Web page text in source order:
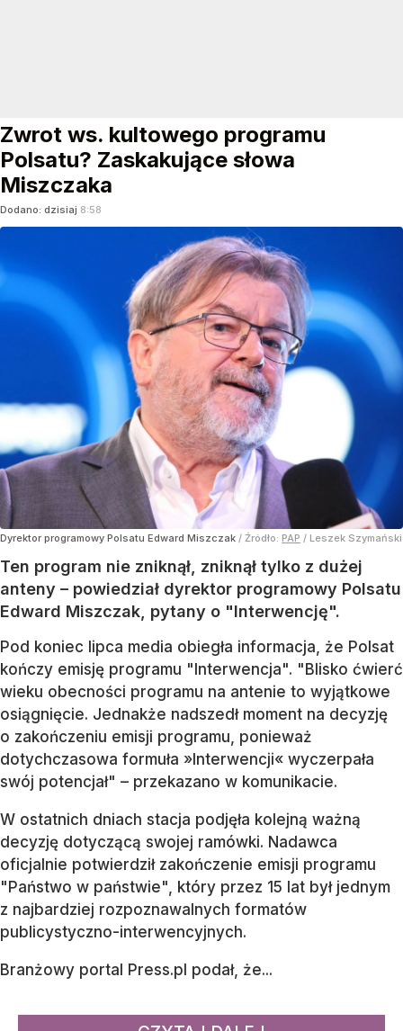
Zwrot ws. kultowego programu
Polsatu? Zaskakujące słowa
Miszczaka
Dodano: dzisiaj 8:58
Dyrektor programowy Polsatu Edward Miszczak / Źródło: PAP / Leszek Szymański
Ten program nie zniknął, zniknął tylko z dużej
anteny – powiedział dyrektor programowy Polsatu
Edward Miszczak, pytany o "Interwencję".
Pod koniec lipca media obiegła informacja, że Polsat
kończy emisję programu "Interwencja". "Blisko ćwierć
wieku obecności programu na antenie to wyjątkowe
osiągnięcie. Jednakże nadszedł moment na decyzję
o zakończeniu emisji programu, ponieważ
dotychczasowa formuła »Interwencji« wyczerpała
swój potencjał" – przekazano w komunikacie.
W ostatnich dniach stacja podjęła kolejną ważną
decyzję dotyczącą swojej ramówki. Nadawca
oficjalnie potwierdził zakończenie emisji programu
"Państwo w państwie", który przez 15 lat był jednym
z najbardziej rozpoznawalnych formatów
publicystyczno-interwencyjnych.
Branżowy portal Press.pl podał, że...